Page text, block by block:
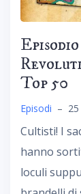
Top 50
Episodi –
Cultisti! I
hanno
loculi